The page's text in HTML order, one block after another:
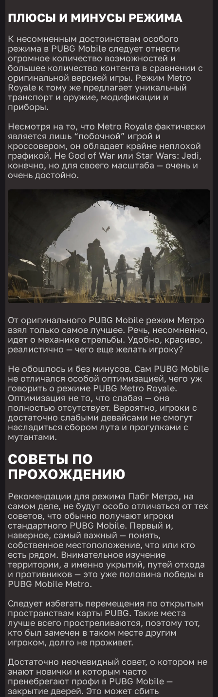
ПЛЮСЫ И МИНУСЫ РЕЖИМА
К несомненным достоинствам особого
режима в PUBG Mobile следует отнести
огромное количество возможностей и
большее количество контента в сравнении с
оригинальной версией игры. Режим Metro
Royale к тому же предлагает уникальный
транспорт и оружие, модификации и
приборы.
Несмотря на то, что Metro Royale фактически
является лишь “побочной” игрой и
кроссовером, он обладает крайне неплохой
графикой. Не God of War или Star Wars: Jedi,
конечно, но для своего масштаба — очень и
очень достойно.
От оригинального PUBG Mobile режим Метро
взял только самое лучшее. Речь, несомненно,
идет о механике стрельбы. Удобно, красиво,
реалистично — чего еще желать игроку?
Не обошлось и без минусов. Сам PUBG Mobile
не отличался особой оптимизацией, чего уж
говорить о режиме PUBG Metro Royale.
Оптимизация не то, что слабая — она
полностью отсутствует. Вероятно, игроки с
достаточно слабыми девайсами не смогут
насладиться сбором лута и прогулками с
мутантами.
СОВЕТЫ ПО
ПРОХОЖДЕНИЮ
Рекомендации для режима Пабг Метро, на
самом деле, не будут особо отличаться от тех
советов, что обычно получают игроки
стандартного PUBG Mobile. Первый и,
наверное, самый важный — понять,
собственное местоположение, что или кто
есть рядом. Внимательное изучение
территории, а именно укрытий, путей отхода
и противников — это уже половина победы в
PUBG Mobile Metro.
Следует избегать перемещения по открытым
пространствам карты PUBG. Такие места
лучше всего простреливаются, поэтому тот,
кто был замечен в таком месте другим
игроком, долго не проживет.
Достаточно неочевидный совет, о котором не
знают новички и которым часто
пренебрегают профи в PUBG Mobile —
закрытие дверей. Это может сбить